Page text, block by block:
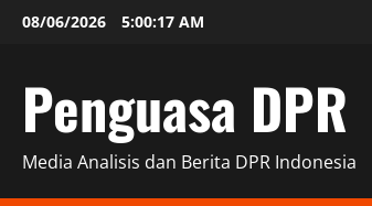
Skip08/06/2026 5:00:18 AM
Penguasa DPR
Media Analisis dan Berita DPR Indonesia